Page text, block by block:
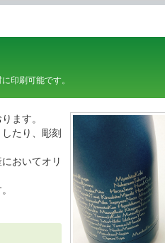
印刷可能です。
ます。
たり、彫刻
おいてオリ